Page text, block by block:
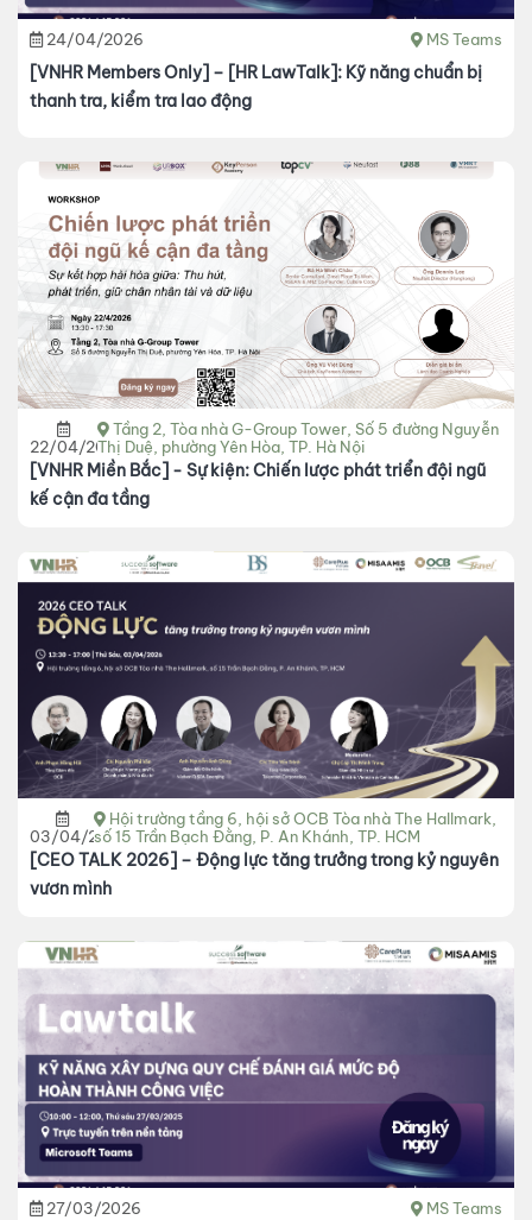
24/04/2026 MS Teams
[VNHR Members Only] – [HR LawTalk]: Kỹ năng chuẩn bị
thanh tra, kiểm tra lao động​
22/04/2026
Tầng 2, Tòa nhà G-Group Tower, Số 5 đường Nguyễn
Thị Duệ, phường Yên Hòa, TP. Hà Nội
[VNHR Miền Bắc] - Sự kiện: Chiến lược phát triển đội ngũ
kế cận đa tầng
03/04/2026
Hội trường tầng 6, hội sở OCB Tòa nhà The Hallmark,
số 15 Trần Bạch Đằng, P. An Khánh, TP. HCM
[CEO TALK 2026] – Động lực tăng trưởng trong kỷ nguyên
vươn mình
27/03/2026 MS Teams